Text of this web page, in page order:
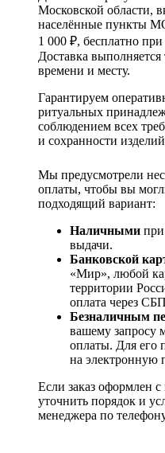
Московской области,
населённые пункты
1 000 ₽, бесплатно при
Доставка
времени и месту.
Гарантируем
ритуальных
соблюдением всех
и сохранности
Мы предусмотрели
оплаты, чтобы вы
подходящий вариант:
Наличными при
выдачи.
Банковской
«Мир», любой
территории
оплата через
Безналичным
вашему запросу
оплаты. Для его
на электронную
Если заказ оформлен с
уточнить порядок и
менеджера по